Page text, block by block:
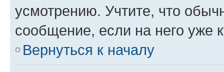
усмотрению. Учтите, что
сообщение, если на него уже
Вернуться к началу